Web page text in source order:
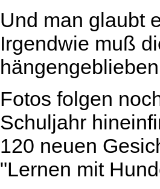
Und man glaubt
Irgendwie muß
Fotos folgen
Schuljahr
120 neuen
"Lernen mit